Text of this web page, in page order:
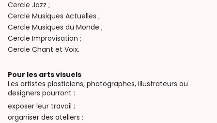
Cercle Jazz ;
Cercle Musiques Actuelles ;
Cercle Musiques du Monde ;
Cercle Improvisation ;
Cercle Chant et Voix.
Pour les arts visuels
Les artistes plasticiens, photographes, illustrateurs ou
designers pourront :
exposer leur travail ;
organiser des ateliers ;